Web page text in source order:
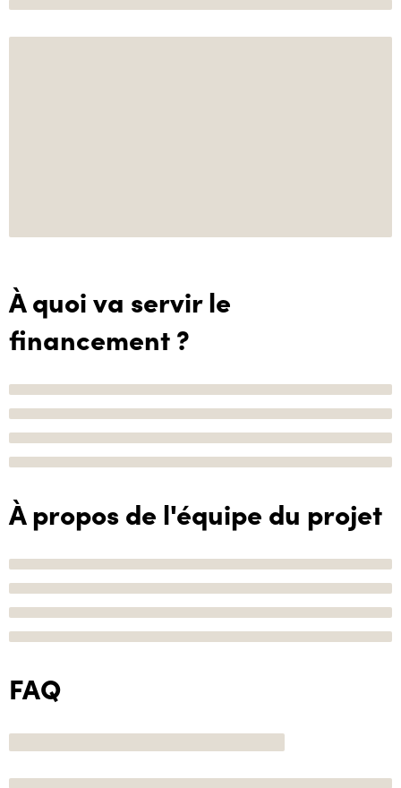
À quoi va servir le
financement ?
À propos de l'équipe du projet
FAQ